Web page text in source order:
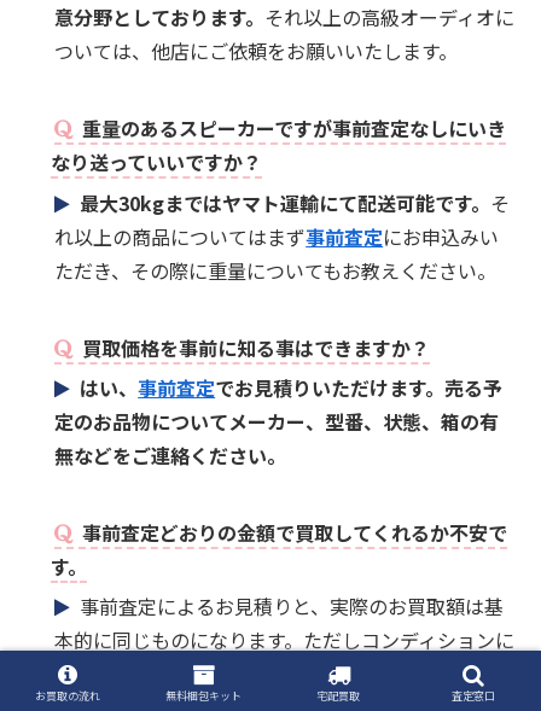
意分野としております。 それ以上の高級オーディオに
ついては、他店にご依頼をお願いいたします。
重量のあるスピーカーですが事前査定なしにいき
なり送っていいですか？
最大30kgまではヤマト運輸にて配送可能です。 そ
れ以上の商品についてはまず事前査定にお申込みい
ただき、その際に重量についてもお教えください。
買取価格を事前に知る事はできますか？
はい、事前査定でお見積りいただけます。売る予
定のお品物についてメーカー、型番、状態、箱の有
無などをご連絡ください。
事前査定どおりの金額で買取してくれるか不安で
す。
事前査定によるお見積りと、実際のお買取額は基
本的に同じものになります。ただしコンディションに
大きな相違がある場合は、減額になることもござい
お買取の流れ 無料梱包キット 宅配買取 査定窓口